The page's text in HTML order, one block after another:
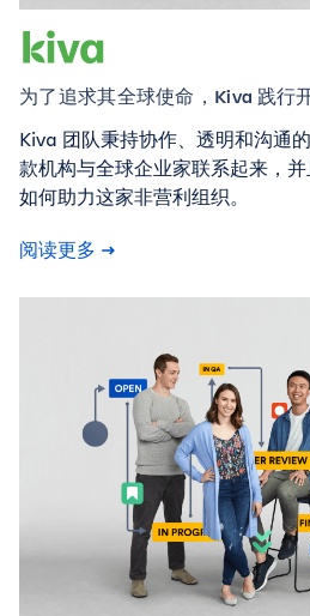
为了追求其全球使命，Kiva 践行
Kiva 团队秉持协作、透明和沟通
款机构与全球企业家联系起来，
如何助力这家非营利组织。
阅读更多